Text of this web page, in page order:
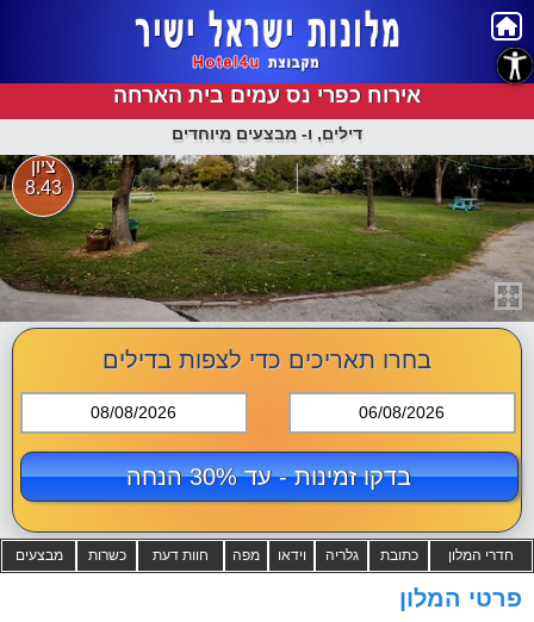
אירוח כפרי נס עמים בית הארחה
דילים, ו- מבצעים מיוחדים
ציון
8.43
בחרו תאריכים כדי לצפות בדילים
08/08/2026 06/08/2026
בדקו זמינות - עד 30% הנחה
מבצעים כשרות חוות דעת מפה וידאו גלריה כתובת חדרי המלון
פרטי המלון
נגישות